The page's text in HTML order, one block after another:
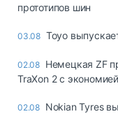
прототипов шин
03.08 Toyo
02.08 Немецкая ZF
TraXon 2 с
02.08 Nokian Tyres